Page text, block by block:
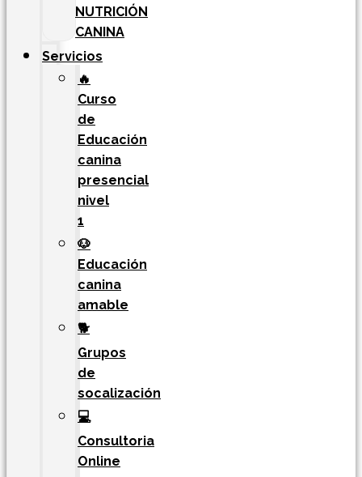
NUTRICIÓN
CANINA
Servicios
🔥
Curso
de
Educación
canina
presencial
nivel
1
🐶
Educación
canina
amable
🐕
Grupos
de
socalización
💻
Consultoria
Online